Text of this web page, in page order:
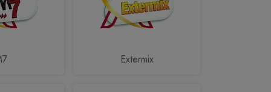
Extermix